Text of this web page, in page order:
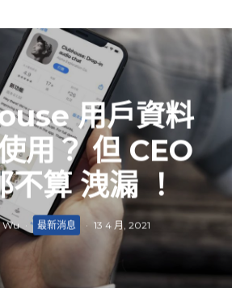
用戶資料
用？ 但 CEO
不算 洩漏 ！
Wu 最新消息 · 13 4 月, 2021